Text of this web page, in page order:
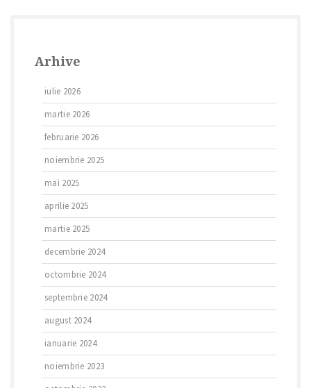
Arhive
iulie 2026
martie 2026
februarie 2026
noiembrie 2025
mai 2025
aprilie 2025
martie 2025
decembrie 2024
octombrie 2024
septembrie 2024
august 2024
ianuarie 2024
noiembrie 2023